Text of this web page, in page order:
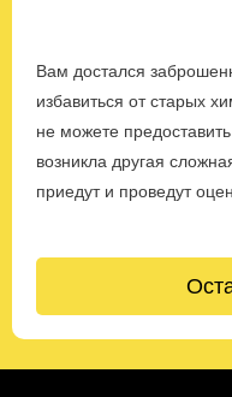
Вам достался
избавиться от старых
не можете
возникла другая
приедут и проведут